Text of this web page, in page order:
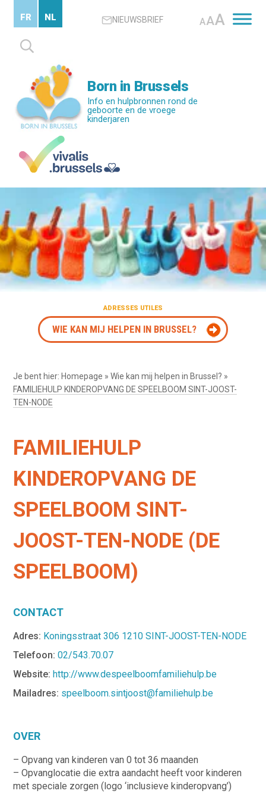
content
NIEUWSBRIEF AAA
Zoeken
naar:
FR NL
Born in Brussels
Info en hulpbronnen rond de
geboorte en de vroege
kinderjaren
ADRESSES UTILES
WIE KAN MIJ HELPEN IN BRUSSEL?
Je bent hier: Homepage »Wie kan mij helpen in Brussel? »
FAMILIEHULP KINDEROPVANG DE SPEELBOOM SINT-JOOST-
TEN-NODE
FAMILIEHULP
KINDEROPVANG DE
SPEELBOOM SINT-
JOOST-TEN-NODE (DE
SPEELBOOM)
CONTACT
Adres: Koningsstraat 306 1210 SINT-JOOST-TEN-NODE
Telefoon: 02/543.70.07
Website:http://www.despeelboomfamiliehulp.be
Mailadres: speelboom.sintjoost@familiehulp.be
OVER
– Opvang van kinderen van 0 tot 36 maanden
– Opvanglocatie die extra aandacht heeft voor kinderen
met speciale zorgen (logo ‘inclusieve kinderopvang’)